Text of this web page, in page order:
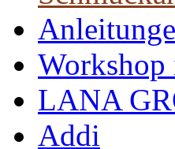
LANA
Addi